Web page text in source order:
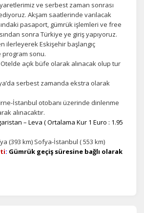
ve serbest zaman sonrası
Akşam saatlerinde varılacak
pasaport, gümrük işlemleri ve free
sonra Türkiye ye giriş yapıyoruz.
ilerleyerek Eskişehir başlangıç
program sonu.
Otelde açık büfe olarak alınacak olup tur
serbest zamanda ekstra olarak
İstanbul otobanı üzerinde dinlenme
alınacaktır.
– Leva ( Ortalama Kur 1 Euro : 1.95
(393 km) Sofya-İstanbul ( 553 km)
: Gümrük geçiş süresine bağlı olarak